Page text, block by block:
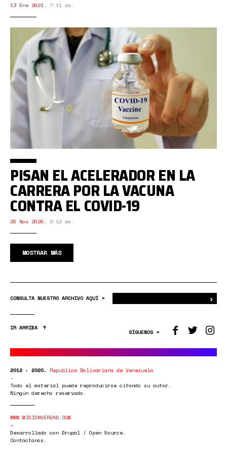
13 Ene 2021, 7:11 am.
PISAN EL ACELERADOR EN LA
CARRERA POR LA VACUNA
CONTRA EL COVID-19
20 Nov 2020 , 9:12 am.
MOSTRAR MÁS
CONSULTA NUESTRO ARCHIVO AQUÍ > ›
IR ARRIBA
SÍGUENOS >
2012 - 2020. República Bolivariana de Venezuela
Todo el material puede reproducirse citando su autor.
Ningún derecho reservado.
WWW.MISIONVERDAD.COM
Desarrollado con Drupal / Open Source.
Contáctanos.